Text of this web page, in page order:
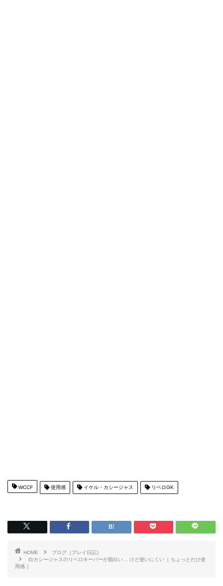
WCCF 使用感 イケル・カシージャス リベロGK
HOME
ブログ［プレイ日記］
白カシージャスのリベロキーパーが面白い… けど使いにくい［ ちょっとだけ使
用感 ］